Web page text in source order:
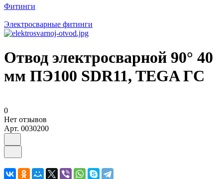
Фитинги
Электросварные фитинги
Отвод электросварной 90° 40
мм ПЭ100 SDR11, TEGA ГС
0
Нет отзывов
Арт. 0030200